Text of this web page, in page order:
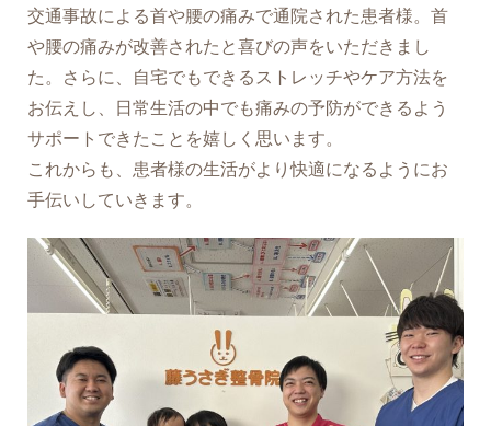
交通事故による首や腰の痛みで通院された患者様。首
や腰の痛みが改善されたと喜びの声をいただきまし
た。さらに、自宅でもできるストレッチやケア方法を
お伝えし、日常生活の中でも痛みの予防ができるよう
サポートできたことを嬉しく思います。
これからも、患者様の生活がより快適になるようにお
手伝いしていきます。